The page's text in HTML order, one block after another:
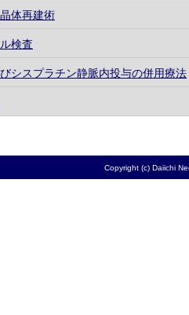
体再建術
検査
シスプラチン静脈内投与の併用療法
Copyright (c) Daiichi